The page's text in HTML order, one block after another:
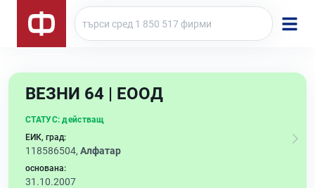
ВЕЗНИ 64 | ЕООД
СТАТУС: действащ
ЕИК, град:
118586504, Алфатар
основана:
31.10.2007